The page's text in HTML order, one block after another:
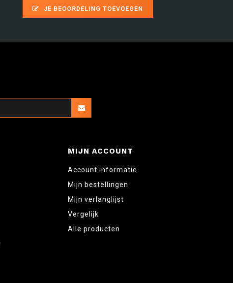
JE BEOORDELING TOEVOEGEN
MIJN ACCOUNT
Account informatie
Mijn bestellingen
Mijn verlanglijst
Vergelijk
Alle producten